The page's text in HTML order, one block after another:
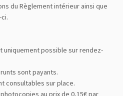
du Règlement intérieur ainsi que
uniquement possible sur rendez-
sont payants.
consultables sur place.
au prix de 0,15€ par